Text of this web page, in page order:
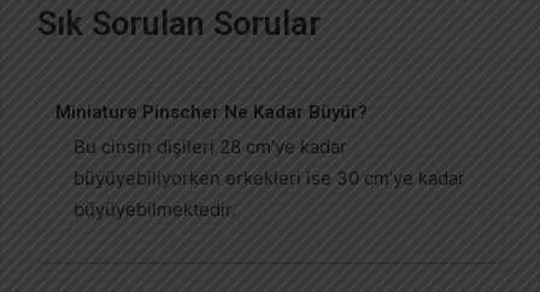
Sık Sorulan Sorular
Miniature Pinscher Ne Kadar Büyür?
Bu cinsin dişileri 28 cm’ye kadar
büyüyebiliyorken erkekleri ise 30 cm’ye kadar
büyüyebilmektedir.